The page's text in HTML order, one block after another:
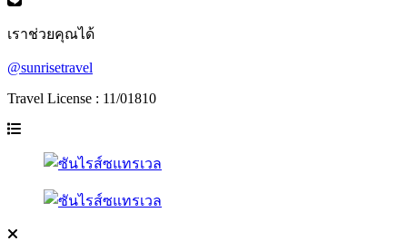
เราช่วยคุณได้
@sunrisetravel
Travel License : 11/01810